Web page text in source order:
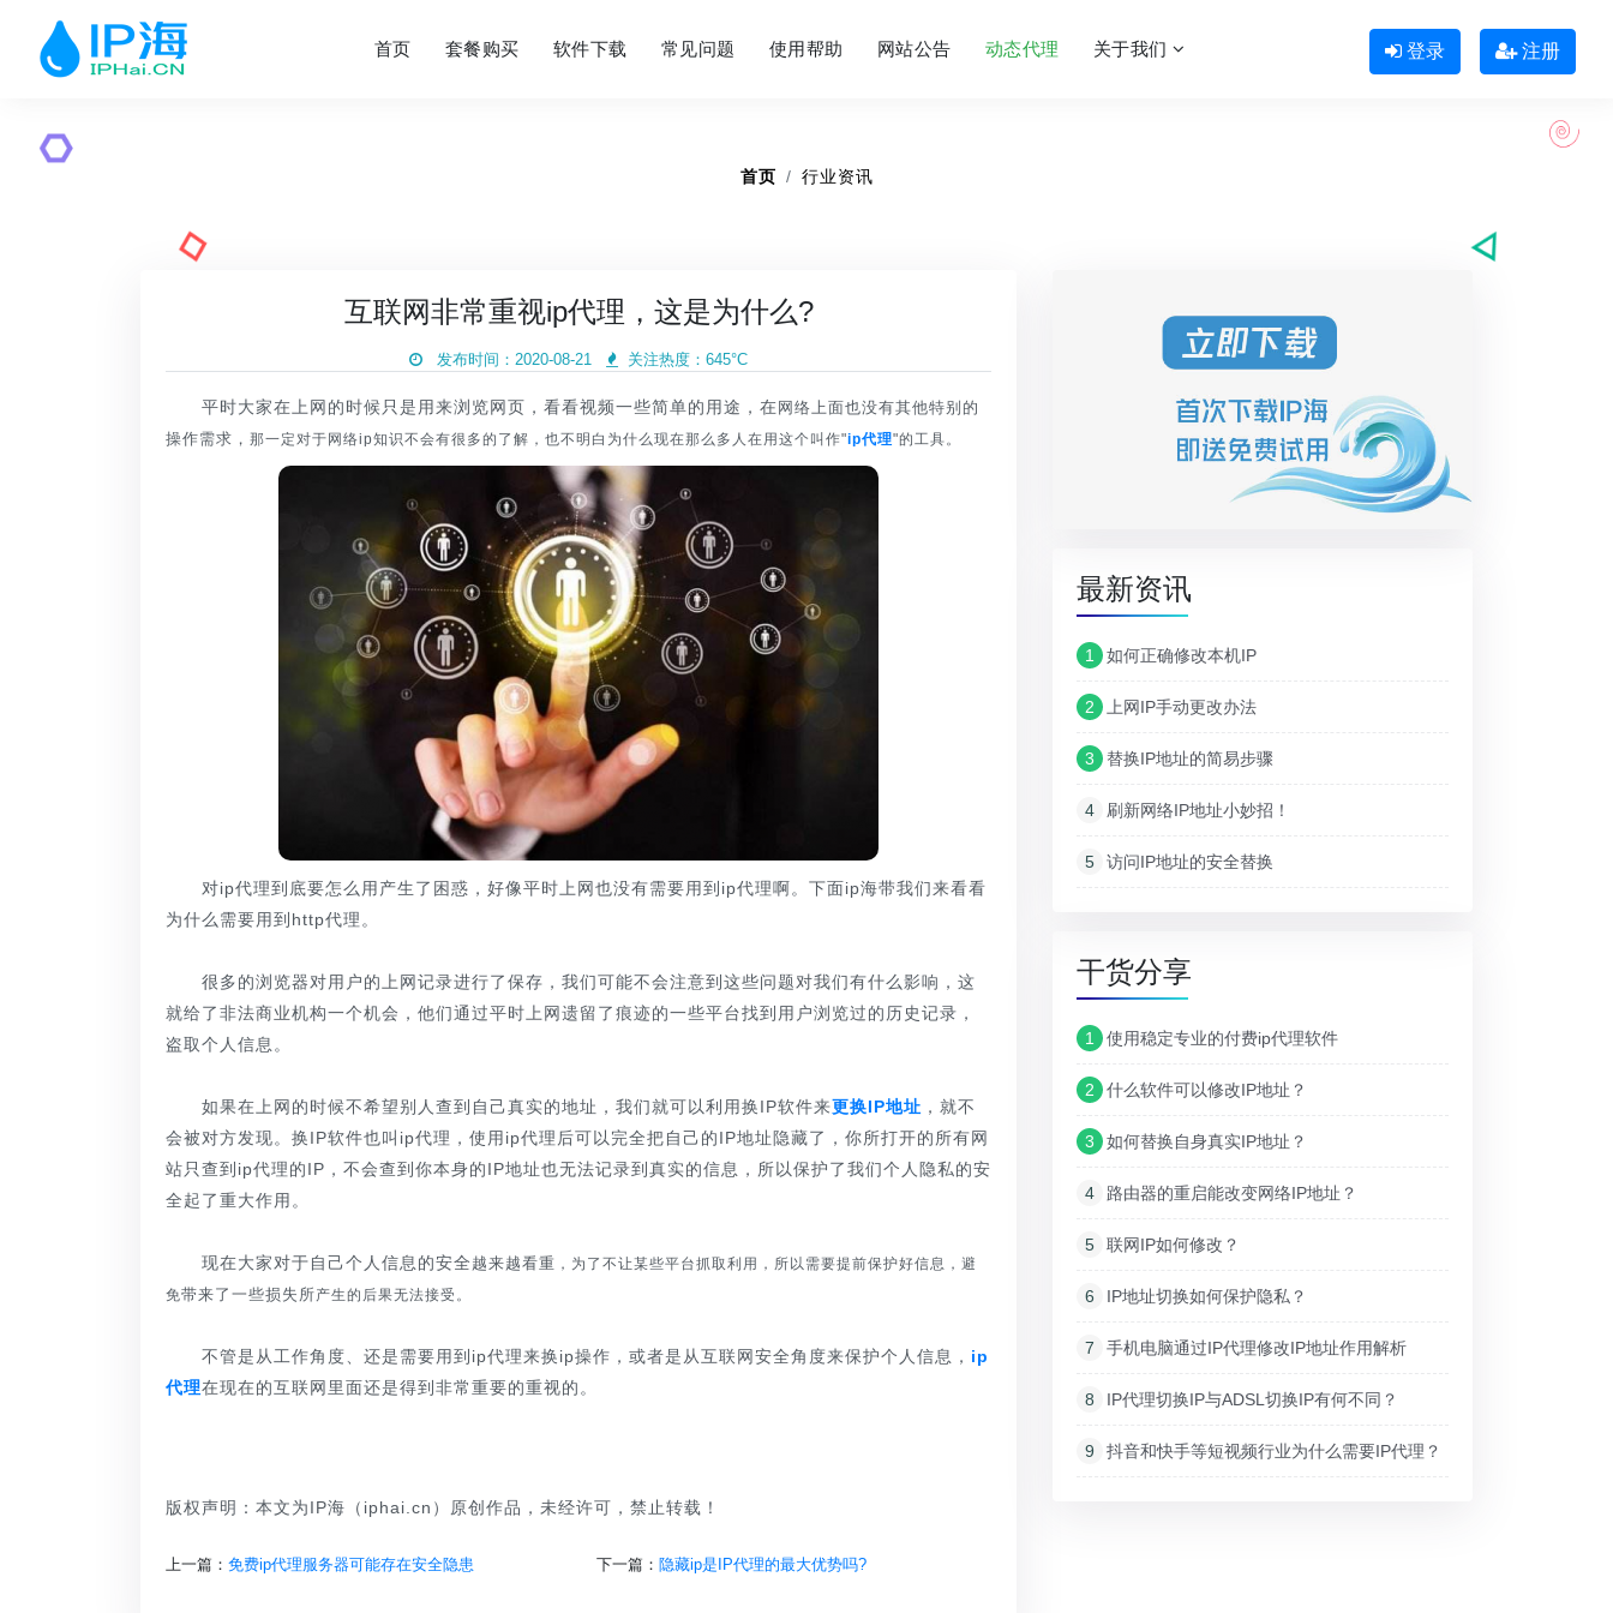
首页 套餐购买 软件下载 常见问题 使用帮助 网站公告 动态代理 关于我们 登录 注册
首页 行业资讯
互联网非常重视ip代理，这是为什么?
发布时间：2020-08-21 关注热度： 645°C
平时大家在上网的时候只是用来浏览网页，看看视频一些简单的用途，在 网络上面也没有其他特别的
操作需求， 那一定对于网络ip知识不会有很多的了解，也不明白为什么现在那么多人在用这个叫作"ip代理"的工具。
对ip代理到底要怎么用产生了困惑，好像平时上网也没有需要用到ip代理啊。下面ip海带我们来看看
为什么需要用到http代理。
很多的浏览器对用户的上网记录进行了保存，我们可能不会注意到这些问题对我们有什么影响，这
就给了非法商业机构一个机会，他们通过平时上网遗留了痕迹的一些平台找到用户浏览过的历史记录，
盗取个人信息。
如果在上网的时候不希望别人查到自己真实的地址，我们就可以利用换IP软件来更换IP地址 ，就不
会被对方发现。换IP软件也叫ip代理，使用ip代理后可以完全把自己的IP地址隐藏了，你所打开的所有网
站只查到ip代理的IP，不会查到你本身的IP地址也无法记录到真实的信息，所以保护了我们个人隐私的安
全起了重大作用。
现在大家对于自己个人信息的安全 越来越看重 ，为了不让某些平台抓取利用，所以需要提前保护好信息，避
免带来了一些损失所产生的后果无法接受。
不管是从工作角度、还是需要用到ip代理来换ip操作，或者是从互联网安全角度来保护个人信息， ip
代理在现在的互联网里面还是得到非常重要的重视的。
版权声明：本文为IP海（iphai.cn）原创作品，未经许可，禁止转载！
上一篇： 免费ip代理服务器可能存在安全隐患 下一篇： 隐藏ip是IP代理的最大优势吗?
最新资讯
1 如何正确修改本机IP
2 上网IP手动更改办法
3 替换IP地址的简易步骤
4 刷新网络IP地址小妙招！
5 访问IP地址的安全替换
干货分享
1 使用稳定专业的付费ip代理软件
2 什么软件可以修改IP地址？
3 如何替换自身真实IP地址？
4 路由器的重启能改变网络IP地址？
5 联网IP如何修改？
6 IP地址切换如何保护隐私？
7 手机电脑通过IP代理修改IP地址作用解析
8 IP代理切换IP与ADSL切换IP有何不同？
9 抖音和快手等短视频行业为什么需要IP代理？